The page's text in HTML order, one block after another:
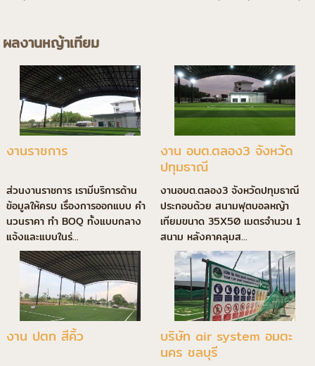
ผลงานหญ้าเทียม
งานราชการ
ส่วนงานราชการ เรามีบริการด้าน
ข้อมูลให้ครบ เรื่องการออกแบบ คำ
นวนราคา ทำ BOQ ทั้งแบบกลาง
แจ้งและแบบในร่...
งาน อบต.ตลอง3 จังหวัด
ปทุมธาณี
งานอบต.ตลอง3 จังหวัดปทุมธาณี
ประกอบด้วย สนามฟุตบอลหญ้า
เทียมขนาด 35X50 เมตรจำนวน 1
สนาม หลังคาคลุมส...
งาน ปตท สีคิ้ว บริษัท air system อมตะ
นคร ชลบุรี